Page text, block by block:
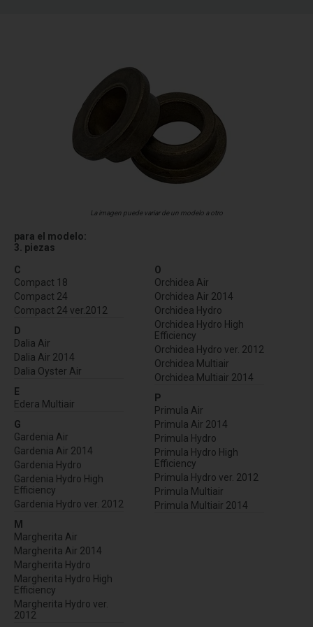
La imagen puede variar de un modelo a otro
para el modelo:
3. piezas
C
Compact 18
Compact 24
Compact 24 ver.2012
D
Dalia Air
Dalia Air 2014
Dalia Oyster Air
E
Edera Multiair
G
Gardenia Air
Gardenia Air 2014
Gardenia Hydro
Gardenia Hydro High
Efficiency
Gardenia Hydro ver. 2012
M
Margherita Air
Margherita Air 2014
Margherita Hydro
Margherita Hydro High
Efficiency
Margherita Hydro ver.
2012
O
Orchidea Air
Orchidea Air 2014
Orchidea Hydro
Orchidea Hydro High
Efficiency
Orchidea Hydro ver. 2012
Orchidea Multiair
Orchidea Multiair 2014
P
Primula Air
Primula Air 2014
Primula Hydro
Primula Hydro High
Efficiency
Primula Hydro ver. 2012
Primula Multiair
Primula Multiair 2014